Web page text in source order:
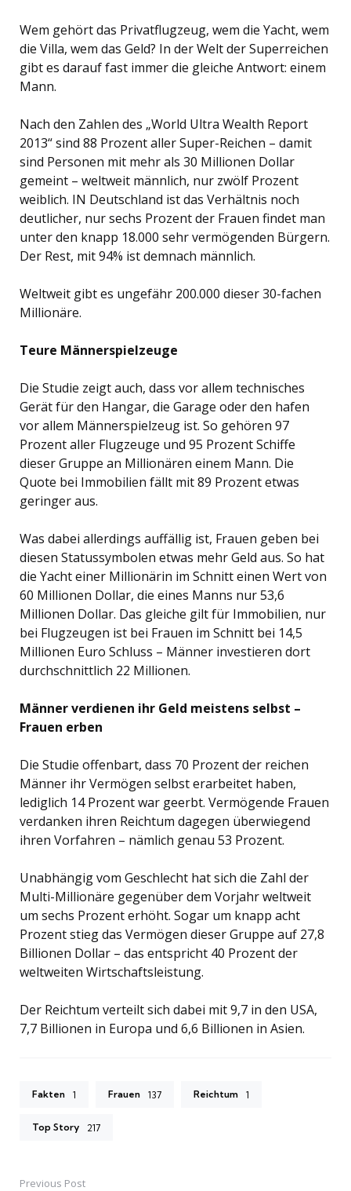
Wem gehört das Privatflugzeug, wem die Yacht, wem
die Villa, wem das Geld? In der Welt der Superreichen
gibt es darauf fast immer die gleiche Antwort: einem
Mann.
Nach den Zahlen des „World Ultra Wealth Report
2013“ sind 88 Prozent aller Super-Reichen – damit
sind Personen mit mehr als 30 Millionen Dollar
gemeint – weltweit männlich, nur zwölf Prozent
weiblich. IN Deutschland ist das Verhältnis noch
deutlicher, nur sechs Prozent der Frauen findet man
unter den knapp 18.000 sehr vermögenden Bürgern.
Der Rest, mit 94% ist demnach männlich.
Weltweit gibt es ungefähr 200.000 dieser 30-fachen
Millionäre.
Teure Männerspielzeuge
Die Studie zeigt auch, dass vor allem technisches
Gerät für den Hangar, die Garage oder den hafen
vor allem Männerspielzeug ist. So gehören 97
Prozent aller Flugzeuge und 95 Prozent Schiffe
dieser Gruppe an Millionären einem Mann. Die
Quote bei Immobilien fällt mit 89 Prozent etwas
geringer aus.
Was dabei allerdings auffällig ist, Frauen geben bei
diesen Statussymbolen etwas mehr Geld aus. So hat
die Yacht einer Millionärin im Schnitt einen Wert von
60 Millionen Dollar, die eines Manns nur 53,6
Millionen Dollar. Das gleiche gilt für Immobilien, nur
bei Flugzeugen ist bei Frauen im Schnitt bei 14,5
Millionen Euro Schluss – Männer investieren dort
durchschnittlich 22 Millionen.
Männer verdienen ihr Geld meistens selbst –
Frauen erben
Die Studie offenbart, dass 70 Prozent der reichen
Männer ihr Vermögen selbst erarbeitet haben,
lediglich 14 Prozent war geerbt. Vermögende Frauen
verdanken ihren Reichtum dagegen überwiegend
ihren Vorfahren – nämlich genau 53 Prozent.
Unabhängig vom Geschlecht hat sich die Zahl der
Multi-Millionäre gegenüber dem Vorjahr weltweit
um sechs Prozent erhöht. Sogar um knapp acht
Prozent stieg das Vermögen dieser Gruppe auf 27,8
Billionen Dollar – das entspricht 40 Prozent der
weltweiten Wirtschaftsleistung.
Der Reichtum verteilt sich dabei mit 9,7 in den USA,
7,7 Billionen in Europa und 6,6 Billionen in Asien.
Fakten 1 Frauen 137 Reichtum 1
Top Story 217
Previous Post